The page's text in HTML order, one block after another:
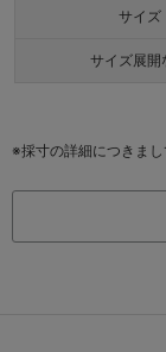
サイズ
サイズ展開
※採寸の詳細につきまし